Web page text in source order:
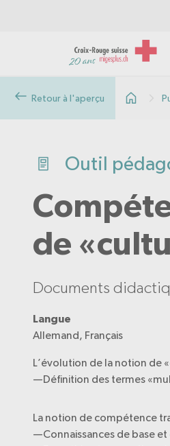
Retour à l'aperçu
Outil
de
Documents
Langue
Allemand, Français
L’évolution de la notion de
—Définition des termes
La notion de compétence
—Connaissances de base